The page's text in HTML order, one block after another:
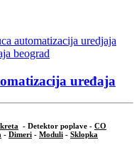
uređaja
- Detektor poplave - CO
- Dimeri - Moduli - Sklopka